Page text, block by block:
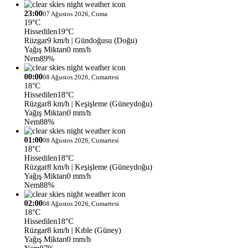
23:0007 Ağustos 2026, Cuma
19°C
Hissedilen19°C
Rüzgar9 km/h | Gündoğusu (Doğu)
Yağış Miktarı0 mm/h
Nem89%
00:0008 Ağustos 2026, Cumartesi
18°C
Hissedilen18°C
Rüzgar8 km/h | Keşişleme (Güneydoğu)
Yağış Miktarı0 mm/h
Nem88%
01:0008 Ağustos 2026, Cumartesi
18°C
Hissedilen18°C
Rüzgar8 km/h | Keşişleme (Güneydoğu)
Yağış Miktarı0 mm/h
Nem88%
02:0008 Ağustos 2026, Cumartesi
18°C
Hissedilen18°C
Rüzgar8 km/h | Kıble (Güney)
Yağış Miktarı0 mm/h